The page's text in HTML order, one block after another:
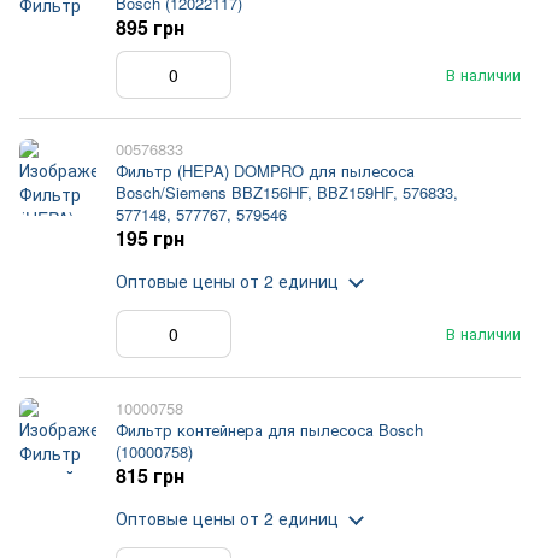
В наличии
895 грн
00576833
Фильтр (HEPA) DOMPRO для пылесоса
Bosch/Siemens BBZ156HF, BBZ159HF, 576833,
577148, 577767, 579546
В наличии
195 грн
Оптовые цены от 2 единиц
10000758
Фильтр контейнера для пылесоса Bosch
(10000758)
815 грн
Оптовые цены от 2 единиц